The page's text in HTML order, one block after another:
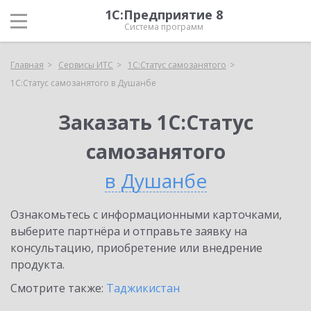
1С:Предприятие 8
Система программ
Главная Сервисы ИТС
1С:Статус самозанятого
1С:Статус самозанятого в Душанбе
Заказать 1С:Статус
самозанятого
в Душанбе
Ознакомьтесь с информационными карточками,
выберите партнёра и отправьте заявку на
консультацию, приобретение или внедрение
продукта.
Смотрите также: Таджикистан